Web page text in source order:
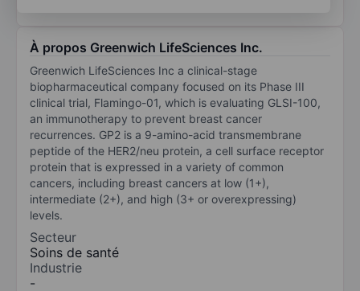
À propos Greenwich LifeSciences Inc.
Greenwich LifeSciences Inc a clinical-stage
biopharmaceutical company focused on its Phase III
clinical trial, Flamingo-01, which is evaluating GLSI-100,
an immunotherapy to prevent breast cancer
recurrences. GP2 is a 9-amino-acid transmembrane
peptide of the HER2/neu protein, a cell surface receptor
protein that is expressed in a variety of common
cancers, including breast cancers at low (1+),
intermediate (2+), and high (3+ or overexpressing)
levels.
Secteur
Soins de santé
Industrie
-